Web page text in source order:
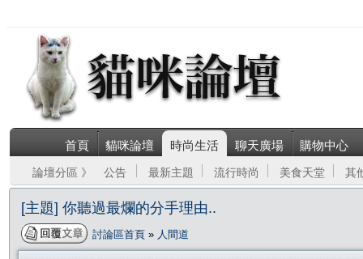
首頁 貓咪論壇 時尚生活 聊天廣場 購物中心
論壇分區 》 公告 最新主題 流行時尚 美食天堂 其
[主題] 你聽過最爛的分手理由..
討論區首頁 » 人間道